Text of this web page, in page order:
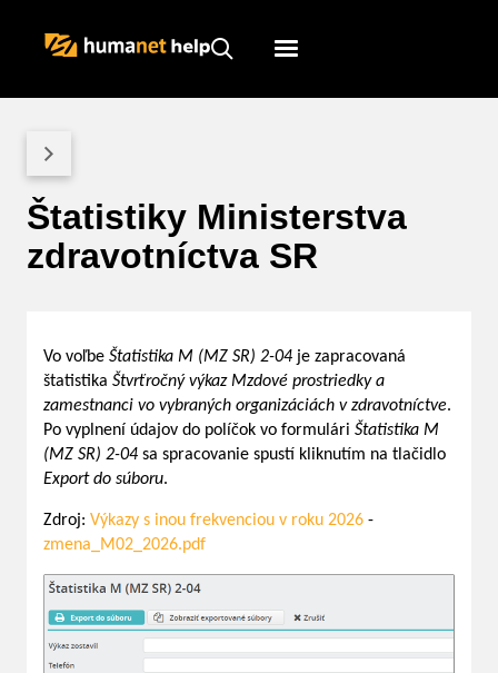
Humanet
Štatistiky Ministerstva
zdravotníctva SR
Vo voľbe Štatistika M (MZ SR) 2-04 je zapracovaná
štatistika Štvrťročný výkaz Mzdové prostriedky a
zamestnanci vo vybraných organizáciách v zdravotníctve.
Po vyplnení údajov do políčok vo formulári Štatistika M
(MZ SR) 2-04 sa spracovanie spustí kliknutím na tlačidlo
Export do súboru.
Zdroj: Výkazy s inou frekvenciou v roku 2026 -
zmena_M02_2026.pdf